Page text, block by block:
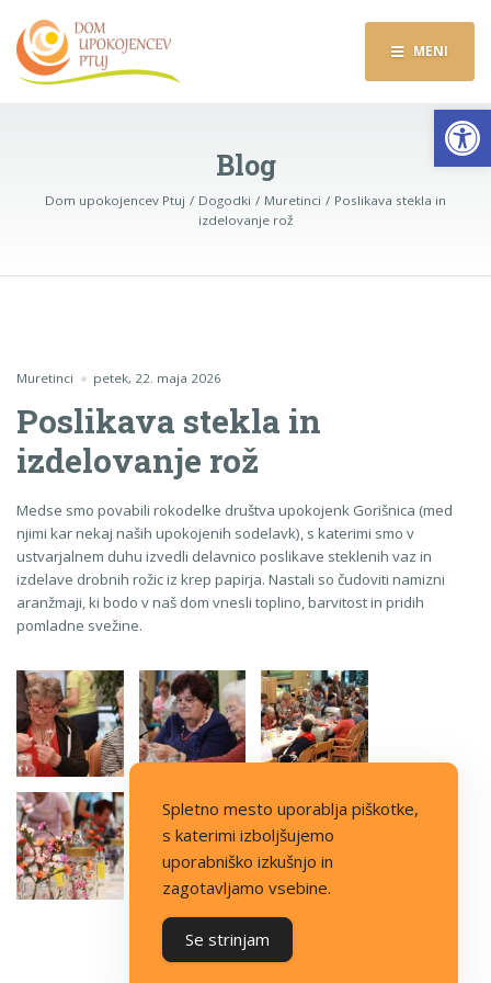
MENI
Blog
Dom upokojencev Ptuj Dogodki Muretinci
Poslikava stekla in
izdelovanje rož
Muretinci petek, 22. maja 2026
Poslikava stekla in
izdelovanje rož
Medse smo povabili rokodelke društva upokojenk Gorišnica (med
njimi kar nekaj naših upokojenih sodelavk), s katerimi smo v
ustvarjalnem duhu izvedli delavnico poslikave steklenih vaz in
izdelave drobnih rožic iz krep papirja. Nastali so čudoviti namizni
aranžmaji, ki bodo v naš dom vnesli toplino, barvitost in pridih
pomladne svežine.
Spletno mesto uporablja piškotke,
s katerimi izboljšujemo
uporabniško izkušnjo in
zagotavljamo vsebine.
Se strinjam